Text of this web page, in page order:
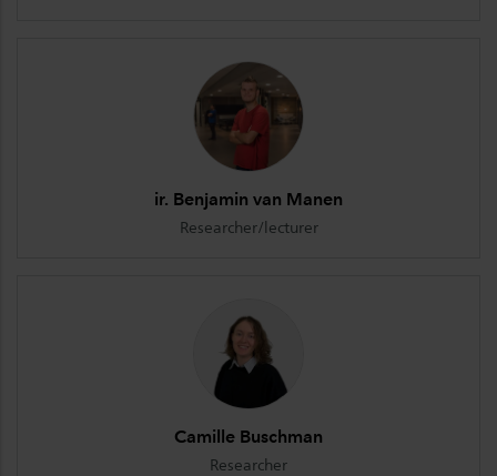
ir. Benjamin van Manen
Researcher/lecturer
Camille Buschman
Researcher